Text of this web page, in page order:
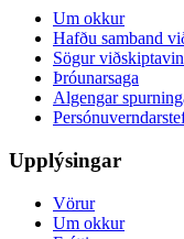
Um okkur
Hafðu samband
Sögur
Þróunarsaga
Algengar
Upplýsingar
Vörur
Um okkur